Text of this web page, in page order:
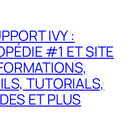
IVY :
#1 ET SITE
TUTORIALS,
ET PLUS